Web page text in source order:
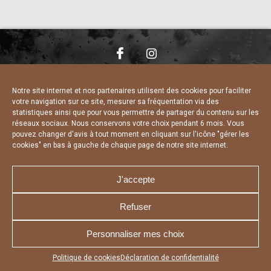
Notre site internet et nos partenaires utilisent des cookies pour faciliter
votre navigation sur ce site, mesurer sa fréquentation via des
statistiques ainsi que pour vous permettre de partager du contenu sur les
réseaux sociaux. Nous conservons votre choix pendant 6 mois. Vous
pouvez changer d'avis à tout moment en cliquant sur l'icône "gérer les
cookies" en bas à gauche de chaque page de notre site internet.
J'accepte
Refuser
Personnaliser mes choix
Politique de cookies Déclaration de confidentialité
Appuyez sur le bouton partager en bas de votre
CHARTE DE CONFIDENTIALITÉ
DÉCLARATION DE CONFIDENTIALITÉ
POLITIQUE D’UTILISATION DES COOKIES
RÉALISÉ PAR L’AGENCE WEB A3 WEB